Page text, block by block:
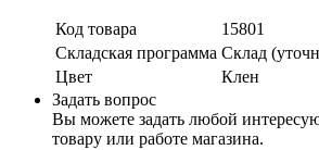
Код товара
15801
Складская программа Склад
Цвет
Клен
Задать вопрос
Вы можете задать любой
товару или работе магазина.